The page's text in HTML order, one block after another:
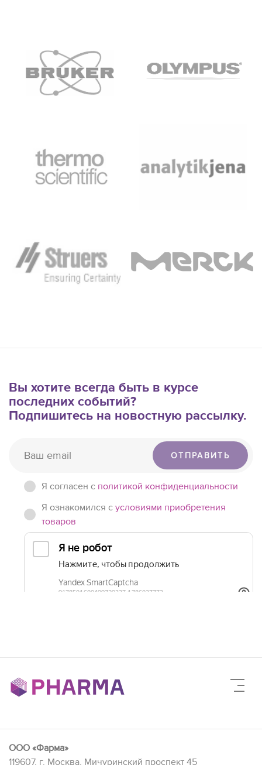
Вы хотите всегда быть в курсе
последних событий?
Подпишитесь на новостную рассылку.
ОТПРАВИТЬ
Я согласен c политикой конфиденциальности
Я ознакомился с условиями приобретения
товаров
ООО «Фарма»
119607, г. Москва, Мичуринский проспект 45